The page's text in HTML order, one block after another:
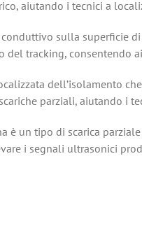
aiutando i tecnici a
sulla superficie
tracking, consentendo
dell’isolamento
parziali, aiutando i
è un tipo di scarica
i segnali ultrasonici